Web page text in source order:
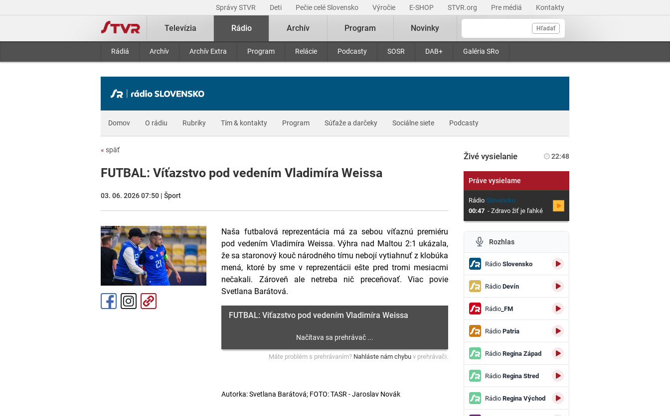
Správy STVR Deti Pečie celé Slovensko Výročie E-SHOP STVR.org Pre médiá Kontakty
Hľadať
Televízia Rádio
Rádiá Archív Archív Extra Program Relácie Podcasty SOSR DAB+ Galéria SRo
Archív Program Novinky
Domov O rádiu Rubriky Tím & kontakty Program Súťaže a darčeky Sociálne siete Podcasty
« späť
FUTBAL: Víťazstvo pod vedením Vladimíra Weissa
03. 06. 2026 07:50 | Šport
Naša futbalová reprezentácia má za sebou víťaznú premiéru
pod vedením Vladimíra Weissa. Výhra nad Maltou 2:1 ukázala,
že sa staronový kouč národného tímu nebojí vytiahnuť z klobúka
mená, ktoré by sme v reprezentácii ešte pred tromi mesiacmi
nečakali. Zároveň ale netreba nič preceňovať. Viac povie
Svetlana Barátová.
FUTBAL: Víťazstvo pod vedením Vladimíra Weissa
Máte problém s prehrávaním? Nahláste nám chybu v prehrávači.
Autorka: Svetlana Barátová; FOTO: TASR - Jaroslav Novák
Živé vysielanie 22:48
Práve vysielame
RádioSlovensko
00:47 - Zdravo žiť je ľahké
Rozhlas
RádioSlovensko
RádioDevín
Rádio_FM
RádioPatria
RádioRegina Západ
RádioRegina Stred
RádioRegina Východ